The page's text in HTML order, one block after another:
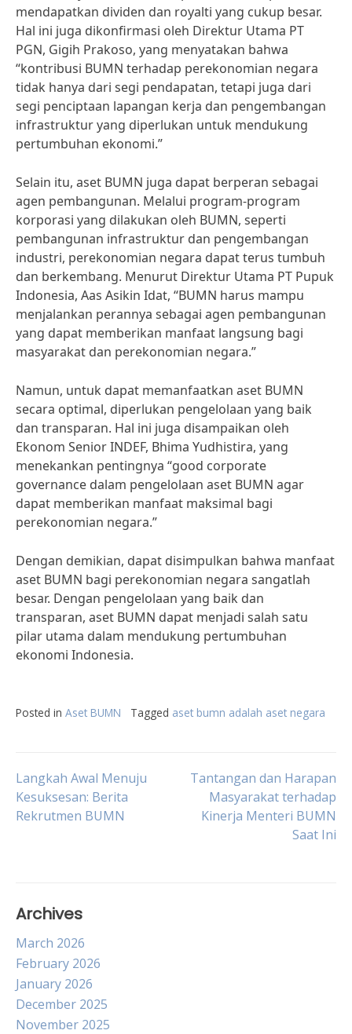
mendapatkan dividen dan royalti yang cukup besar.
Hal ini juga dikonfirmasi oleh Direktur Utama PT
PGN, Gigih Prakoso, yang menyatakan bahwa
“kontribusi BUMN terhadap perekonomian negara
tidak hanya dari segi pendapatan, tetapi juga dari
segi penciptaan lapangan kerja dan pengembangan
infrastruktur yang diperlukan untuk mendukung
pertumbuhan ekonomi.”
Selain itu, aset BUMN juga dapat berperan sebagai
agen pembangunan. Melalui program-program
korporasi yang dilakukan oleh BUMN, seperti
pembangunan infrastruktur dan pengembangan
industri, perekonomian negara dapat terus tumbuh
dan berkembang. Menurut Direktur Utama PT Pupuk
Indonesia, Aas Asikin Idat, “BUMN harus mampu
menjalankan perannya sebagai agen pembangunan
yang dapat memberikan manfaat langsung bagi
masyarakat dan perekonomian negara.”
Namun, untuk dapat memanfaatkan aset BUMN
secara optimal, diperlukan pengelolaan yang baik
dan transparan. Hal ini juga disampaikan oleh
Ekonom Senior INDEF, Bhima Yudhistira, yang
menekankan pentingnya “good corporate
governance dalam pengelolaan aset BUMN agar
dapat memberikan manfaat maksimal bagi
perekonomian negara.”
Dengan demikian, dapat disimpulkan bahwa manfaat
aset BUMN bagi perekonomian negara sangatlah
besar. Dengan pengelolaan yang baik dan
transparan, aset BUMN dapat menjadi salah satu
pilar utama dalam mendukung pertumbuhan
ekonomi Indonesia.
Posted in Aset BUMN Tagged aset bumn adalah aset negara
Post
navigation
Langkah Awal Menuju
Kesuksesan: Berita
Rekrutmen BUMN
Tantangan dan Harapan
Masyarakat terhadap
Kinerja Menteri BUMN
Saat Ini
Archives
March 2026
February 2026
January 2026
December 2025
November 2025